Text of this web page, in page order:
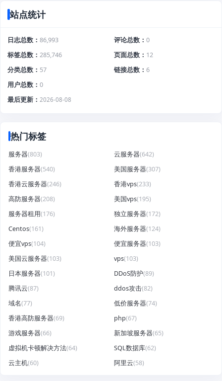
站点统计
日志总数 86,993 评论总数
0
标签总数
285,746 页面总数
12
分类总数
57 链接总数
6
用户总数
0
最后更新
2026-08-08
热门标签
服务器(803) 云服务器(642)
香港服务器(540) 美国服务器(307)
香港云服务器(246) 香港vps(233)
高防服务器(208) 美国vps(195)
服务器租用(176) 独立服务器(172)
Centos(161) 海外服务器(124)
便宜vps(104) 便宜服务器(103)
美国云服务器(103) vps(103)
日本服务器(101) DDoS防护(89)
腾讯云(87) ddos攻击(82)
域名(77) 低价服务器(74)
香港高防服务器(69) php(67)
游戏服务器(66) 新加坡服务器(65)
虚拟机卡顿解决方法(64) SQL数据库(62)
云主机(60) 阿里云(58)